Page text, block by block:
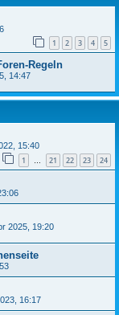
1 2 3 4 5
Regeln
14:47
15:40
1 … 21 22 23 24
2025, 19:20
16:17